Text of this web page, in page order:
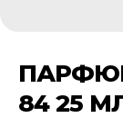
84 25